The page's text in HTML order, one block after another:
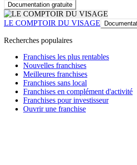
Documentation gratuite
LE COMPTOIR DU VISAGE
Recherches populaires
Franchises les plus rentables
Nouvelles franchises
Meilleures franchises
Franchises sans local
Franchises en complément d'activité
Franchises pour investisseur
Ouvrir une franchise